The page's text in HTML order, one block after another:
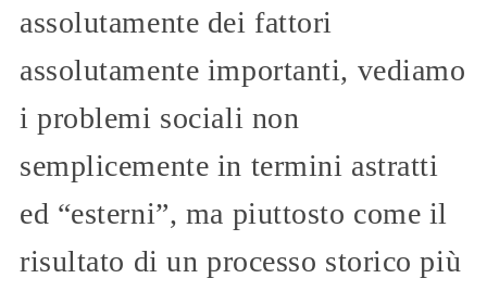
assolutamente dei fattori
assolutamente importanti, vediamo
i problemi sociali non
semplicemente in termini astratti
ed “esterni”, ma piuttosto come il
risultato di un processo storico più